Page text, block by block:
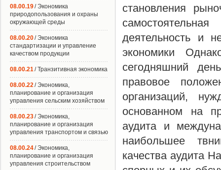
становления
деятельность и
экономики
сегодняшний
правовое
организаций,
основанном на
аудита и
наибольшее
качества аудита
08.00.19/ Экономика
природопользования и охраны
окружающей среды
08.00.20/ Экономика
стандартизации и управление
качеством продукции
08.00.21/ Транзитивная экономика
08.00.22/ Экономика,
планирование и организация
управления сельским хозяйством
08.00.23/ Экономика,
планирование и организация
управления транспортом и связью
08.00.24/ Экономика,
планирование и организация
управления строительством